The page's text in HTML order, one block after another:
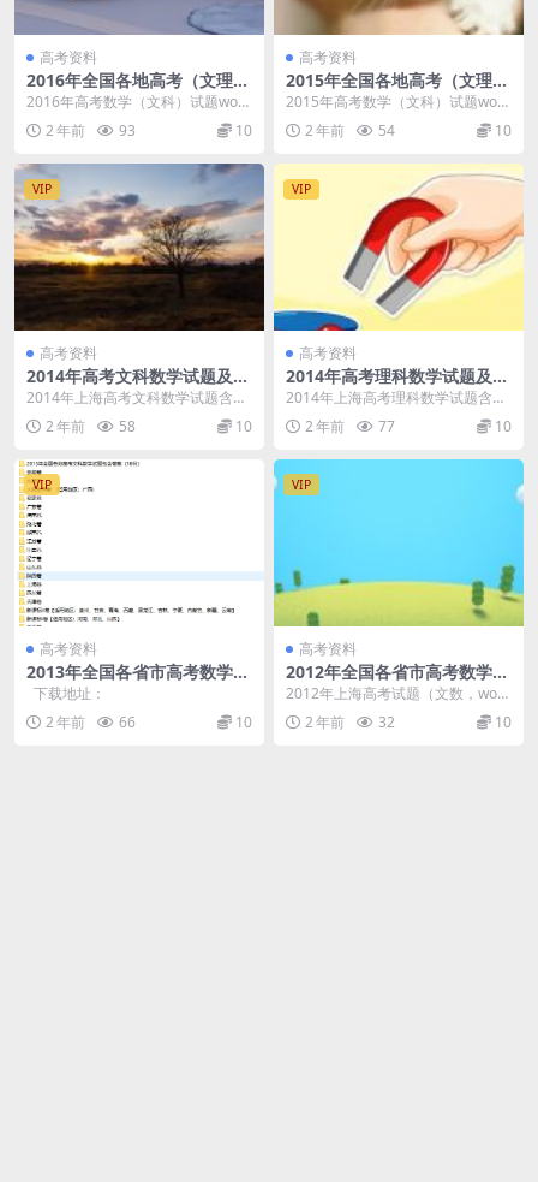
高考资料
2016年全国各地高考（文理
科）数学试题（22份）
2016年高考数学（文科）试题word
文档含答案解析（北京卷）.doc 20
16...2 年前 93 10
高考资料
2015年全国各地高考（文理
科）数学试题（32份）
2015年高考数学（文科）试题word
文档含答案和解析（广东卷）.doc
201...2 年前 54 10
VIP
高考资料
2014年高考文科数学试题及解
答（全19套word版）
2014年上海高考文科数学试题含答
案（Word版）.doc 2014年北京高
考文...2 年前 58 10
VIP
高考资料
2014年高考理科数学试题及解
答（全19套word版）
2014年上海高考理科数学试题含答
案（Word版）.doc 2014年北京高
考理...2 年前 77 10
VIP
高考资料
2013年全国各省市高考数学文
理试题【word详细解析】
下载地址：
2 年前
66 10
VIP
高考资料
2012年全国各省市高考数学文
理试题【word详细解析】
2012年上海高考试题（文数，word
解析版）.doc 2012年上海高考试题
（...2 年前 32 10